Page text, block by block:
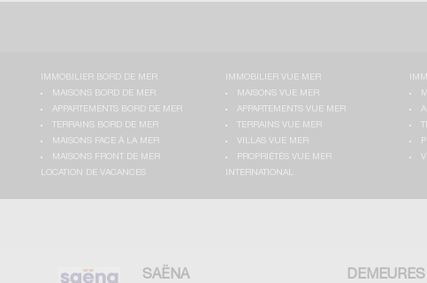
IMMOBILIER BORD DE MER
MAISONS BORD DE MER
APPARTEMENTS BORD DE MER
TERRAINS BORD DE MER
MAISONS FACE À LA MER
MAISONS FRONT DE MER
IMMOBILIER VUE MER
MAISONS VUE MER
APPARTEMENTS VUE MER
TERRAINS VUE MER
VILLAS VUE MER
PROPRIÉTÉS VUE MER
LOCATION DE VACANCES
INTERNATIONAL
SAËNA